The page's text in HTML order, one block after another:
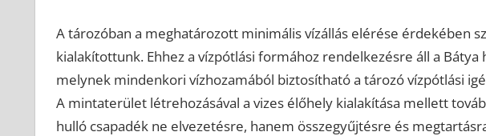
A tározóban a meghatározott minimális vízállás elérése érdekében
kialakítottunk. Ehhez a vízpótlási formához rendelkezésre áll a
melynek mindenkori vízhozamából biztosítható a tározó vízpótlási
A mintaterület létrehozásával a vizes élőhely kialakítása mellett
hulló csapadék ne elvezetésre, hanem összegyűjtésre és